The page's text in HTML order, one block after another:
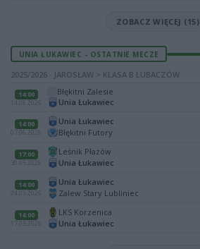
ZOBACZ WIĘCEJ (15)
UNIA ŁUKAWIEC - OSTATNIE MECZE
2025/2026 · JAROSŁAW > KLASA B LUBACZÓW
14:00
14.06.2026
Błękitni Zalesie
Unia Łukawiec
14:00
07.06.2026
Unia Łukawiec
Błękitni Futory
17:00
30.05.2026
Leśnik Płazów
Unia Łukawiec
14:00
24.05.2026
Unia Łukawiec
Zalew Stary Lubliniec
14:00
17.05.2026
LKS Korzenica
Unia Łukawiec